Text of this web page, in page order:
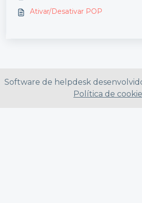
Ativar/Desativar POP
Software de helpdesk
Política de